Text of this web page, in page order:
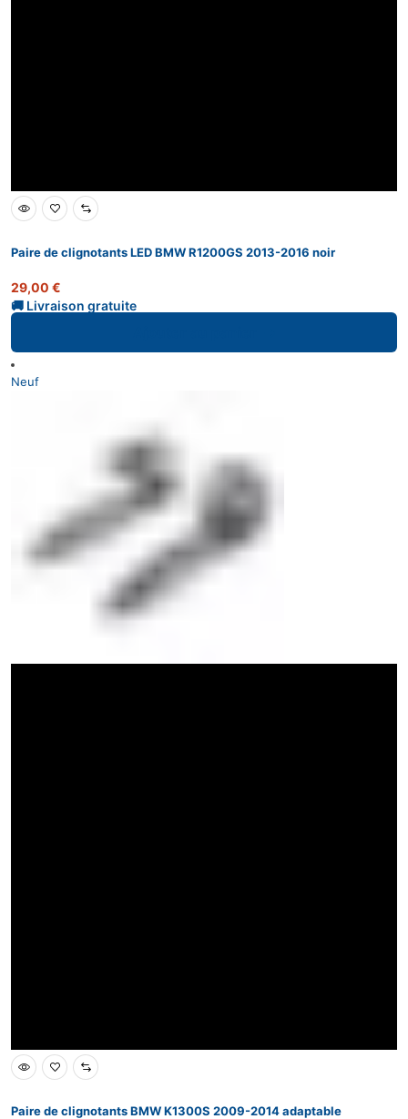
Paire de clignotants LED BMW R1200GS 2013-2016 noir
29,00 €
Neuf
Paire de clignotants BMW K1300S 2009-2014 adaptable